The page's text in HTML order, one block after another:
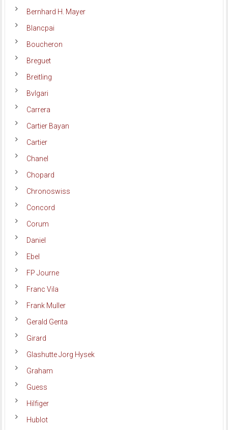
Bernhard H. Mayer
Blancpai
Boucheron
Breguet
Breitling
Bvlgari
Carrera
Cartier Bayan
Cartier
Chanel
Chopard
Chronoswiss
Concord
Corum
Daniel
Ebel
FP Journe
Franc Vila
Frank Muller
Gerald Genta
Girard
Glashutte Jorg Hysek
Graham
Guess
Hilfiger
Hublot